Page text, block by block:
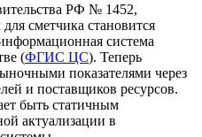
РФ № 1452,
сметчика становится
система
(ФГИС ЦС). Теперь
показателями через
и поставщиков ресурсов.
быть статичным
актуализации в